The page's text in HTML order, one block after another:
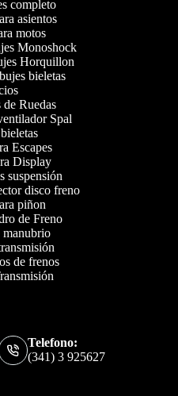
completo
asientos
motos
Monoshock
Horquillon
bieletas
Ruedas
Spal
Escapes
Display
suspensión
disco freno
piñon
de Freno
manubrio
de frenos
Telefono:
(341) 3 925627